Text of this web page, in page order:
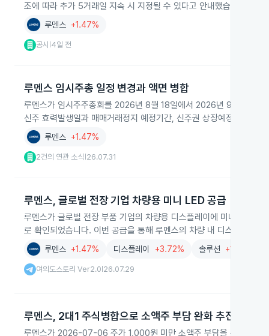
조에 따라 추가 5거래일 지속 시 지정될 수 있다고 안내했습니다.
루멘스 +1.47%
공시 4일 전
루멘스 임시주총 일정 변경과 액면 병합
루멘스가 임시주주총회를 2026년 8월 18일에서 2026년 9월 1일로
신주 효력발생일과 매매거래정지 예정기간, 신주권 상장예정일이 함
루멘스 +1.47%
2건의 연관 소식 26.07.31
루멘스, 글로벌 전장 기업 차량용 미니 LED 공급
루멘스가 글로벌 전장 부품 기업의 차량용 디스플레이에 미니 LED
로 확인되었습니다. 이번 공급을 통해 루멘스의 차량 내 디스플레이
루멘스 +1.47% 디스플레이 +3.72% 솔루션 +1.36%
여의도스토리 Ver2.0 26.07.29
루멘스, 2대1 주식병합으로 소액주 부담 완화 추진
루멘스가 2026-07-06 주가 1,000원 미만 소액주 부담을 완화하기